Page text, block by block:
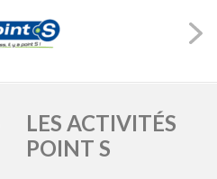
LES ACTIVITÉS
POINT S